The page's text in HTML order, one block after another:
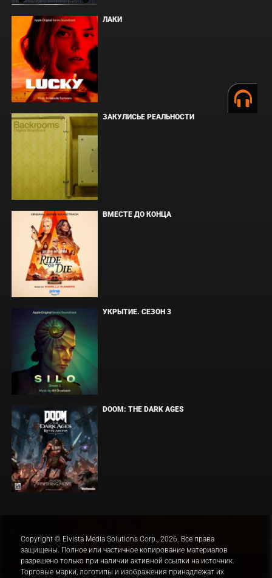
ЛАКИ
ЗАКУЛИСЬЕ РЕАЛЬНОСТИ
ВМЕСТЕ ДО КОНЦА
УКРЫТИЕ. СЕЗОН 3
DOOM: THE DARK AGES
Copyright © Elvista Media Solutions Corp., 2026. Все права
защищены. Полное или частичное копирование материалов
разрешено только при наличии активной ссылки на источник.
Торговые марки, логотипы и изображения принадлежат их